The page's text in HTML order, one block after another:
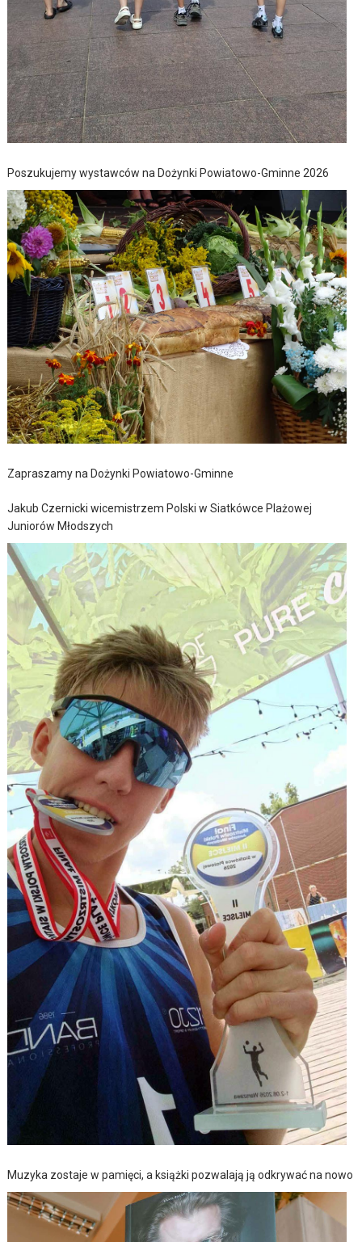
Poszukujemy wystawców na Dożynki Powiatowo-Gminne 2026
Zapraszamy na Dożynki Powiatowo-Gminne
Jakub Czernicki wicemistrzem Polski w Siatkówce Plażowej
Juniorów Młodszych
Muzyka zostaje w pamięci, a książki pozwalają ją odkrywać na nowo